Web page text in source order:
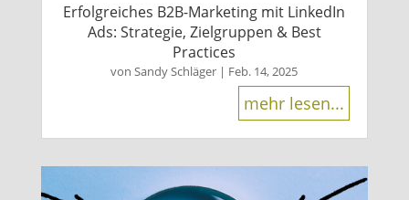
Erfolgreiches B2B-Marketing mit LinkedIn
Ads: Strategie, Zielgruppen & Best
Practices
vonSandy Schläger | Feb. 14, 2025
mehr lesen...